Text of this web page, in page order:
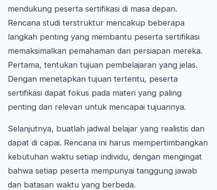
mendukung peserta sertifikasi di masa depan.
Rencana studi terstruktur mencakup beberapa
langkah penting yang membantu peserta sertifikasi
memaksimalkan pemahaman dan persiapan mereka.
Pertama, tentukan tujuan pembelajaran yang jelas.
Dengan menetapkan tujuan tertentu, peserta
sertifikasi dapat fokus pada materi yang paling
penting dan relevan untuk mencapai tujuannya.
Selanjutnya, buatlah jadwal belajar yang realistis dan
dapat di capai. Rencana ini harus mempertimbangkan
kebutuhan waktu setiap individu, dengan mengingat
bahwa setiap peserta mempunyai tanggung jawab
dan batasan waktu yang berbeda.